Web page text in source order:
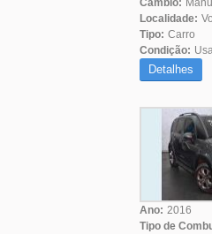
Câmbio:
Localidade:
Tipo: Carro
Condição:
Detalhes
Ano: 2016
Tipo de